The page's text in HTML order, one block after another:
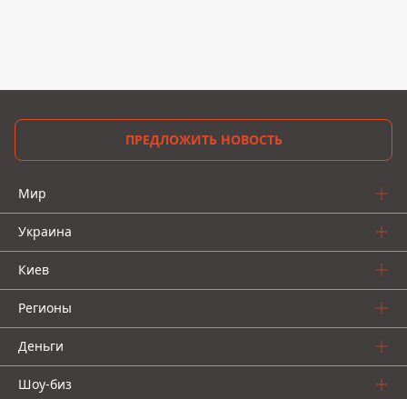
ПРЕДЛОЖИТЬ НОВОСТЬ
Мир
Украина
Киев
Регионы
Деньги
Шоу-биз